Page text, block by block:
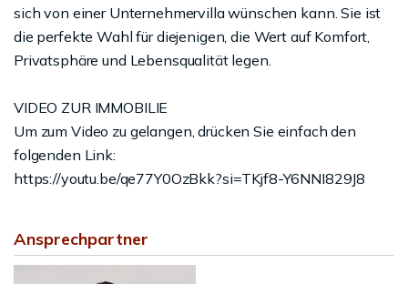
sich von einer Unternehmervilla wünschen kann. Sie ist
die perfekte Wahl für diejenigen, die Wert auf Komfort,
Privatsphäre und Lebensqualität legen.
VIDEO ZUR IMMOBILIE
Um zum Video zu gelangen, drücken Sie einfach den
folgenden Link:
https://youtu.be/qe77Y0OzBkk?si=TKjf8-Y6NNI829J8
Ansprechpartner